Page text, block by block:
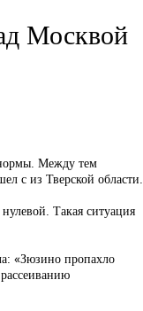
Москвой
Между тем
с из Тверской области.
Такая ситуация
«Зюзино пропахло